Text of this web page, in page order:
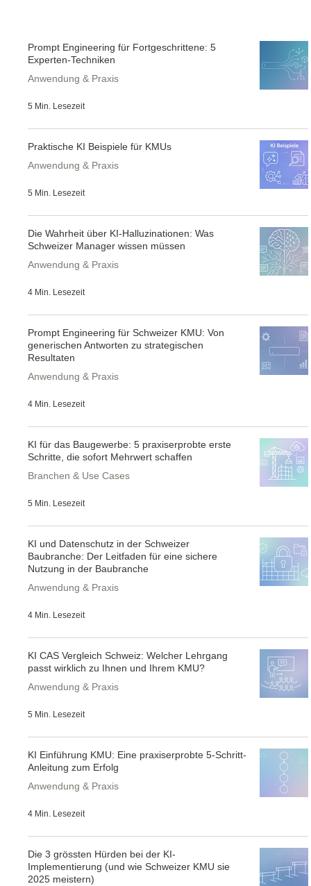
Prompt Engineering für Fortgeschrittene: 5
Experten-Techniken
Anwendung & Praxis
5 Min. Lesezeit
Praktische KI Beispiele für KMUs
Anwendung & Praxis
5 Min. Lesezeit
Die Wahrheit über KI-Halluzinationen: Was
Schweizer Manager wissen müssen
Anwendung & Praxis
4 Min. Lesezeit
Prompt Engineering für Schweizer KMU: Von
generischen Antworten zu strategischen
Resultaten
Anwendung & Praxis
4 Min. Lesezeit
KI für das Baugewerbe: 5 praxiserprobte erste
Schritte, die sofort Mehrwert schaffen
Branchen & Use Cases
5 Min. Lesezeit
KI und Datenschutz in der Schweizer
Baubranche: Der Leitfaden für eine sichere
Nutzung in der Baubranche
Anwendung & Praxis
4 Min. Lesezeit
KI CAS Vergleich Schweiz: Welcher Lehrgang
passt wirklich zu Ihnen und Ihrem KMU?
Anwendung & Praxis
5 Min. Lesezeit
KI Einführung KMU: Eine praxiserprobte 5-Schritt-
Anleitung zum Erfolg
Anwendung & Praxis
4 Min. Lesezeit
Die 3 grössten Hürden bei der KI-
Implementierung (und wie Schweizer KMU sie
2025 meistern)